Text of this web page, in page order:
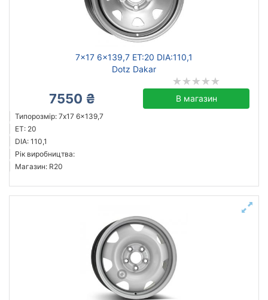
7x17 6x139,7 ET:20 DIA:110,1
Dotz Dakar
7550 ₴ В магазин
Типорозмір: 7x17 6x139,7
ET: 20
DIA: 110,1
Рік виробництва:
Магазин: R20